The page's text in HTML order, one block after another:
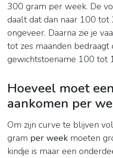
300 gram per week. De
daalt dat dan naar 100
ongeveer. Daarna zie je
tot zes maanden bedraagt
gewichtstoename 100 tot
Hoeveel moet
aankomen per
Om zijn curve te blijven
gram per week moeten
kindje is maar een